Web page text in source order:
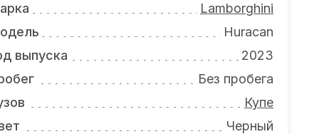
Lamborghini
Huracan
выпуска
2023
Без пробега
Купе
Черный